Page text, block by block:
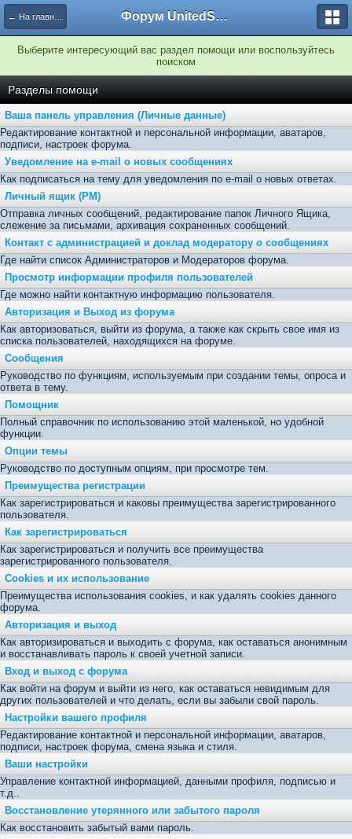
← На главную Форум UnitedSouth
Выберите интересующий вас раздел помощи или воспользуйтесь
поиском
Разделы помощи
Ваша панель управления (Личные данные)
Редактирование контактной и персональной информации, аватаров,
подписи, настроек форума.
Уведомление на e-mail о новых сообщениях
Как подписаться на тему для уведомления по e-mail о новых ответах.
Личный ящик (PM)
Отправка личных сообщений, редактирование папок Личного Ящика,
слежение за письмами, архивация сохраненных сообщений.
Контакт с администрацией и доклад модератору о сообщениях
Где найти список Администраторов и Модераторов форума.
Просмотр информации профиля пользователей
Где можно найти контактную информацию пользователя.
Авторизация и Выход из форума
Как авторизоваться, выйти из форума, а также как скрыть свое имя из
списка пользователей, находящихся на форуме.
Сообщения
Руководство по функциям, используемым при создании темы, опроса и
ответа в тему.
Помощник
Полный справочник по использованию этой маленькой, но удобной
функции.
Опции темы
Руководство по доступным опциям, при просмотре тем.
Преимущества регистрации
Как зарегистрироваться и каковы преимущества зарегистрированного
пользователя.
Как зарегистрироваться
Как зарегистрироваться и получить все преимущества
зарегистрированного пользователя.
Cookies и их использование
Преимущества использования cookies, и как удалять cookies данного
форума.
Авторизация и выход
Как авторизироваться и выходить с форума, как оставаться анонимным
и восстанавливать пароль к своей учетной записи.
Вход и выход с форума
Как войти на форум и выйти из него, как оставаться невидимым для
других пользователей и что делать, если вы забыли свой пароль.
Настройки вашего профиля
Редактирование контактной и персональной информации, аватаров,
подписи, настроек форума, смена языка и стиля.
Ваши настройки
Управление контактной информацией, данными профиля, подписью и
т.д..
Восстановление утерянного или забытого пароля
Как восстановить забытый вами пароль.